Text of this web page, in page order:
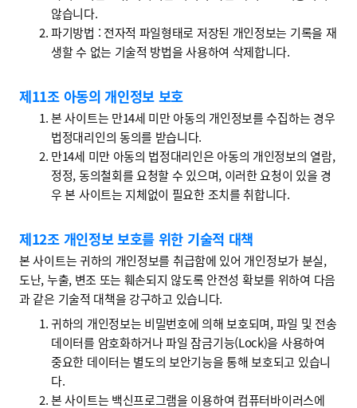
않습니다.
파기방법 : 전자적 파일형태로 저장된 개인정보는 기록을 재
생할 수 없는 기술적 방법을 사용하여 삭제합니다.
제11조 아동의 개인정보 보호
본 사이트는 만14세 미만 아동의 개인정보를 수집하는 경우
법정대리인의 동의를 받습니다.
만14세 미만 아동의 법정대리인은 아동의 개인정보의 열람,
정정, 동의철회를 요청할 수 있으며, 이러한 요청이 있을 경
우 본 사이트는 지체없이 필요한 조치를 취합니다.
제12조 개인정보 보호를 위한 기술적 대책
본 사이트는 귀하의 개인정보를 취급함에 있어 개인정보가 분실,
도난, 누출, 변조 또는 훼손되지 않도록 안전성 확보를 위하여 다음
과 같은 기술적 대책을 강구하고 있습니다.
귀하의 개인정보는 비밀번호에 의해 보호되며, 파일 및 전송
데이터를 암호화하거나 파일 잠금기능(Lock)을 사용하여
중요한 데이터는 별도의 보안기능을 통해 보호되고 있습니
다.
본 사이트는 백신프로그램을 이용하여 컴퓨터바이러스에